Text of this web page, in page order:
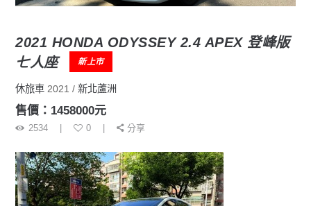
2021 HONDA ODYSSEY 2.4 APEX 登峰版
七人座
新上市
休旅車 2021 新北蘆洲
售價：1458000元
2534 0 分享